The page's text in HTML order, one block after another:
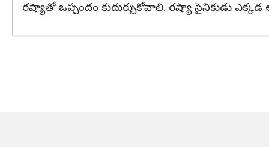
రష్యాతో ఒప్పందం కుదుర్చుకోవాలి. రష్యా సైనికుడు